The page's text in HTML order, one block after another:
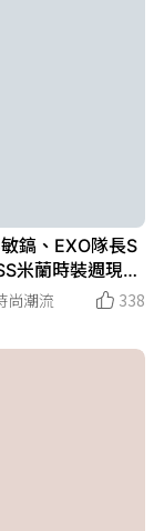
鎬、EXO隊長S
米蘭時裝週現身
出新高度！
尚潮流 338